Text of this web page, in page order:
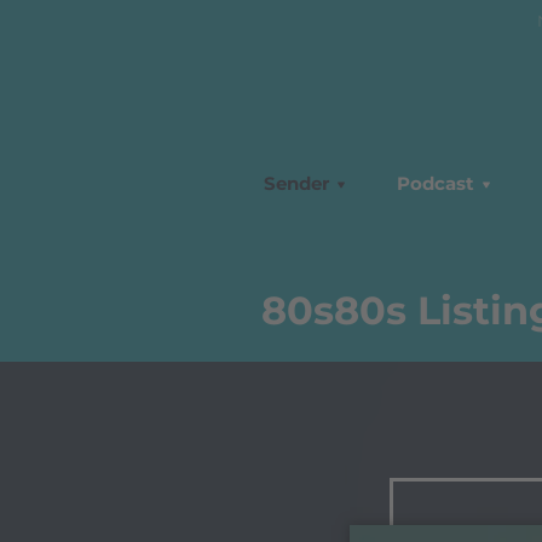
Sender Podcast
80s80s